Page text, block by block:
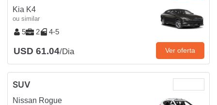
Kia K4
ou similar
5 2 4-5
USD 61.04/Dia Ver oferta
SUV
Nissan Rogue